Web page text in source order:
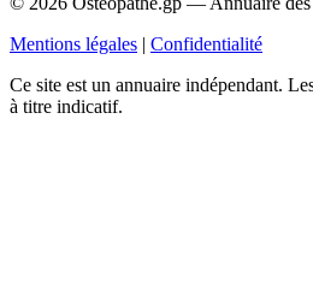
Mentions légales | Confidentialité
Ce site est un annuaire indépendant.
à titre indicatif.